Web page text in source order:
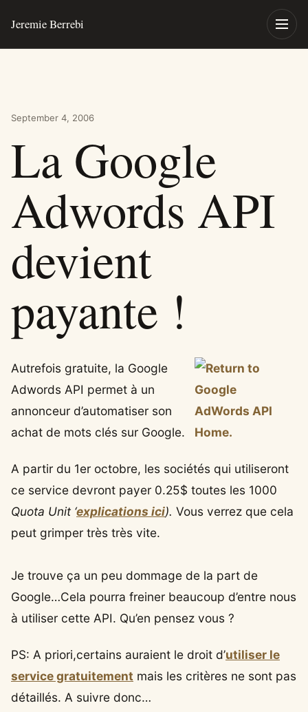
Jeremie Berrebi
September 4, 2006
La Google
Adwords API
devient
payante !
Autrefois gratuite, la Google
Adwords API permet à un
annonceur d’automatiser son
achat de mots clés sur Google.
A partir du 1er octobre, les sociétés qui utiliseront
ce service devront payer 0.25$ toutes les 1000
Quota Unit ‘explications ici). Vous verrez que cela
peut grimper très très vite.
Je trouve ça un peu dommage de la part de
Google…Cela pourra freiner beaucoup d’entre nous
à utiliser cette API. Qu’en pensez vous ?
PS: A priori,certains auraient le droit d’utiliser le
service gratuitement mais les critères ne sont pas
détaillés. A suivre donc…